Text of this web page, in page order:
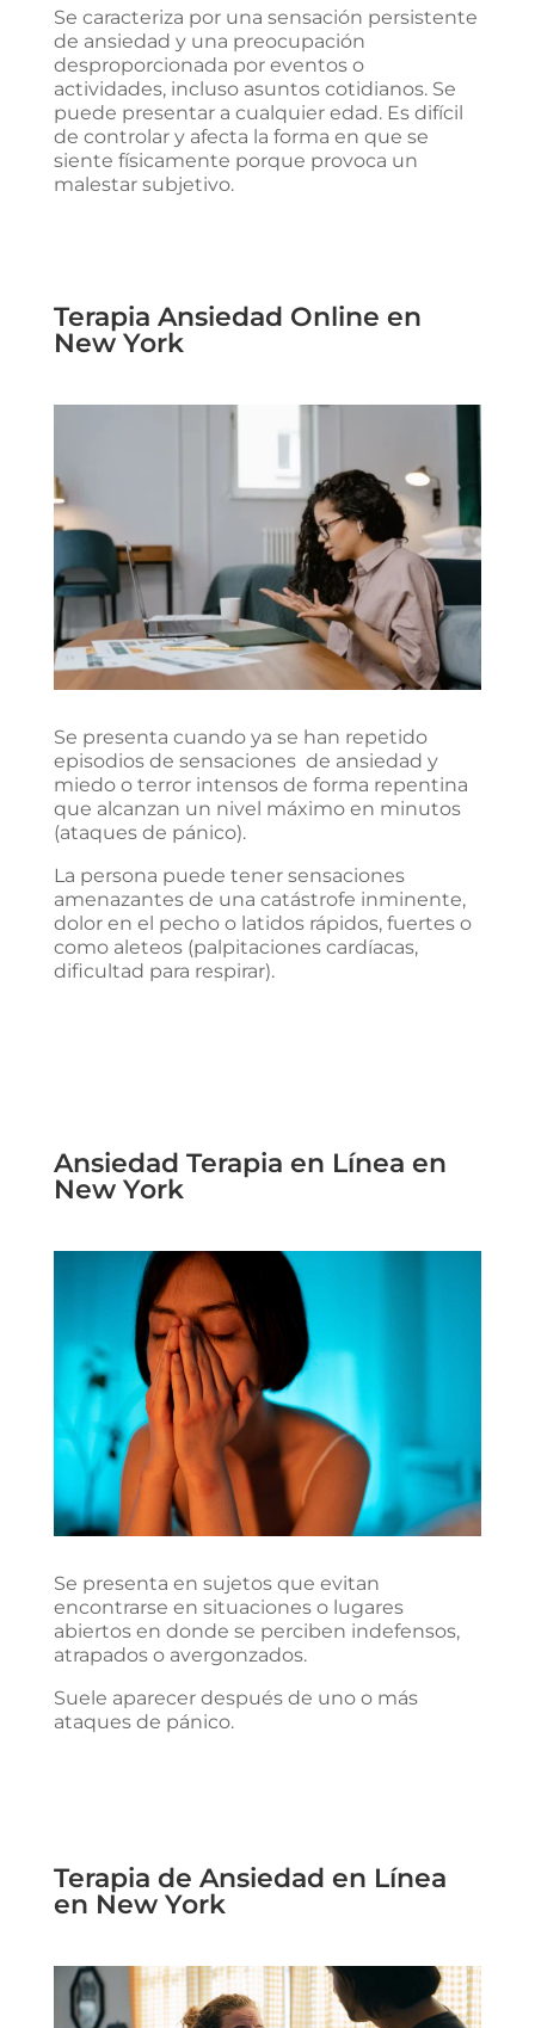
Se caracteriza por una sensación persistente
de ansiedad y una preocupación
desproporcionada por eventos o
actividades, incluso asuntos cotidianos. Se
puede presentar a cualquier edad. Es difícil
de controlar y afecta la forma en que se
siente físicamente porque provoca un
malestar subjetivo.
Terapia Ansiedad Online en
New York
Se presenta cuando ya se han repetido
episodios de sensaciones de ansiedad y
miedo o terror intensos de forma repentina
que alcanzan un nivel máximo en minutos
(ataques de pánico).
La persona puede tener sensaciones
amenazantes de una catástrofe inminente,
dolor en el pecho o latidos rápidos, fuertes o
como aleteos (palpitaciones cardíacas,
dificultad para respirar).
Ansiedad Terapia en Línea en
New York
Se presenta en sujetos que evitan
encontrarse en situaciones o lugares
abiertos en donde se perciben indefensos,
atrapados o avergonzados.
Suele aparecer después de uno o más
ataques de pánico.
Terapia de Ansiedad en Línea
en New York